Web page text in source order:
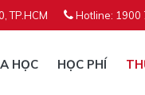
TP.HCM Hotline: 1900
HỌC HỌC PHÍ